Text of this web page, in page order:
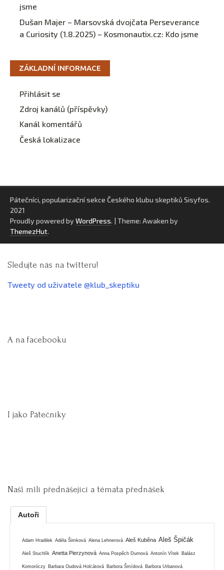
jsme
Dušan Majer – Marsovská dvojčata Perseverance
a Curiosity (1.8.2025) – Kosmonautix.cz: Kdo jsme
ZÁKLADNÍ INFORMACE
Přihlásit se
Zdroj kanálů (příspěvky)
Kanál komentářů
Česká lokalizace
Pátečníci, popularizační sekce Českého klubu skeptiků Sisyfos.
2021
Proudly powered by WordPress. | Theme: Awaken by
ThemezHut.
Sledujte nás na twitteru!
Tweety od uživatele @klub_skeptiku
A na facebooku
I jako Pátečníky
Naši milí přednášející a témata přednášek
Autoři
Adam Hradilek Adéla Šimková Alena Lehnerová Aleš Kuběna Aleš Špičák
Aleš Stuchlík Anetta Pierzynová Anna Pospěch Durnová Antonín Vítek Balász
Komoróczy Barbara Oudová Holcátová Barbora Šmídová Barbora Urbanová